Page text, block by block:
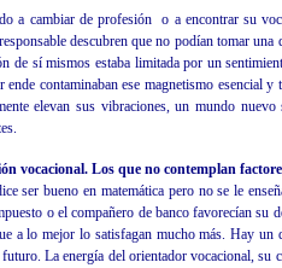
a cambiar de profesión o a encontrar su
descubren que no podían tomar
de sí mismos estaba limitada por un
contaminaban ese magnetismo esencial y
elevan sus vibraciones, un mundo
vocacional. Los que no contemplan
ser bueno en matemática pero no se le
o el compañero de banco favorecían su
a lo mejor lo satisfagan mucho más. Hay un
La energía del orientador vocacional, su